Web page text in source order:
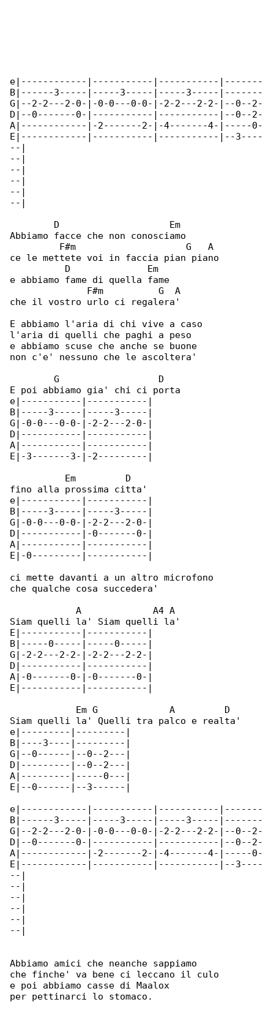
e|------------|-----------|-----------|-------
B|------3-----|-----3-----|-----3-----|-------
G|--2-2---2-0-|-0-0---0-0-|-2-2---2-2-|--0--2-
D|--0-------0-|-----------|-----------|--0--2-
A|------------|-2-------2-|-4-------4-|-----0-
E|------------|-----------|-----------|--3----
--|
--|
--|
--|
--|
--|
        D                    Em
Abbiamo facce che non conosciamo
         F#m                    G   A
ce le mettete voi in faccia pian piano
          D              Em
e abbiamo fame di quella fame
              F#m          G  A
che il vostro urlo ci regalera'
E abbiamo l'aria di chi vive a caso
l'aria di quelli che paghi a peso
e abbiamo scuse che anche se buone
non c'e' nessuno che le ascoltera'
        G                  D
E poi abbiamo gia' chi ci porta
e|-----------|-----------|
B|-----3-----|-----3-----|
G|-0-0---0-0-|-2-2---2-0-|
D|-----------|-----------|
A|-----------|-----------|
E|-3-------3-|-2---------|
          Em         D
fino alla prossima citta'
e|-----------|-----------|
B|-----3-----|-----3-----|
G|-0-0---0-0-|-2-2---2-0-|
D|-----------|-0-------0-|
A|-----------|-----------|
E|-0---------|-----------|
ci mette davanti a un altro microfono
che qualche cosa succedera'
            A             A4 A
Siam quelli la' Siam quelli la'
E|-----------|-----------|
B|-----0-----|-----0-----|
G|-2-2---2-2-|-2-2---2-2-|
D|-----------|-----------|
A|-0-------0-|-0-------0-|
E|-----------|-----------|
            Em G             A         D
Siam quelli la' Quelli tra palco e realta'
e|---------|---------|
B|----3----|---------|
G|--0------|--0--2---|
D|---------|--0--2---|
A|---------|-----0---|
E|--0------|--3------|
e|------------|-----------|-----------|-------
B|------3-----|-----3-----|-----3-----|-------
G|--2-2---2-0-|-0-0---0-0-|-2-2---2-2-|--0--2-
D|--0-------0-|-----------|-----------|--0--2-
A|------------|-2-------2-|-4-------4-|-----0-
E|------------|-----------|-----------|--3----
--|
--|
--|
--|
--|
--|
Abbiamo amici che neanche sappiamo
che finche' va bene ci leccano il culo
e poi abbiamo casse di Maalox
per pettinarci lo stomaco.